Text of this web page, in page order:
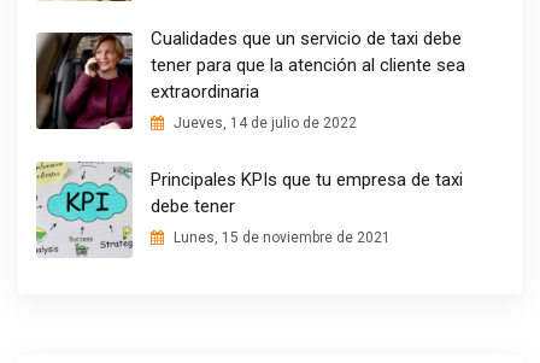
Cualidades que un servicio de taxi debe
tener para que la atención al cliente sea
extraordinaria
Jueves, 14 de julio de 2022
Principales KPIs que tu empresa de taxi
debe tener
Lunes, 15 de noviembre de 2021